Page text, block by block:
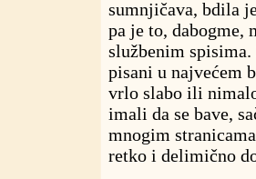
sumnjičava, bdila
pa je to, dabogme,
službenim
pisani u najvećem
vrlo slabo ili
imali da se bave,
mnogim
retko i delimično